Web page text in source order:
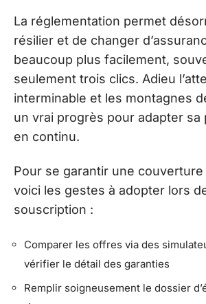
La réglementation permet
résilier et de changer
beaucoup plus facilement,
seulement trois clics. Adieu
interminable et les montagnes
un vrai progrès pour adapter sa
en continu.
Pour se garantir une
voici les gestes à adopter lors
souscription :
Comparer les offres via des
vérifier le détail des garanties
Remplir soigneusement le dossier